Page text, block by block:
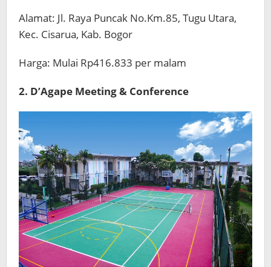
Alamat: Jl. Raya Puncak No.Km.85, Tugu Utara,
Kec. Cisarua, Kab. Bogor
Harga: Mulai Rp416.833 per malam
2. D’Agape Meeting & Conference